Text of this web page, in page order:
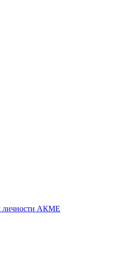
личности АКМЕ